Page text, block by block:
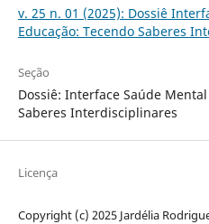
v. 25 n. 01 (2025): Dossiê
Educação: Tecendo Saberes
Seção
Dossiê: Interface Saúde
Saberes Interdisciplinares
Licença
Copyright (c) 2025 Jardélia